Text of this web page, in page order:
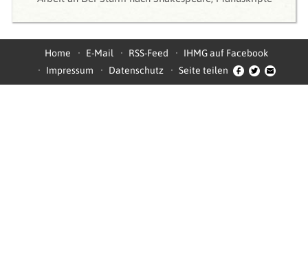
Home E-Mail RSS-Feed
IHMG auf Facebook
Impressum
Datenschutz Seite teilen